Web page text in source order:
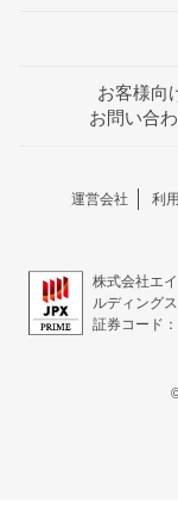
お客様向
お問い合
運営会社 利
株式会社エ
ルディング
証券コード